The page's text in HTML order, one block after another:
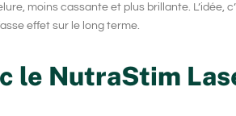
moins cassante et plus brillante. L’idée,
effet sur le long terme.
le NutraStim